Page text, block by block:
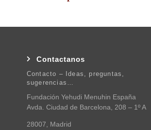
Contactanos
Contacto – Ideas, preguntas,
sugerencias…
Fundación Yehudi Menuhin España
Avda. Ciudad de Barcelona, 208 – 1º A
28007, Madrid